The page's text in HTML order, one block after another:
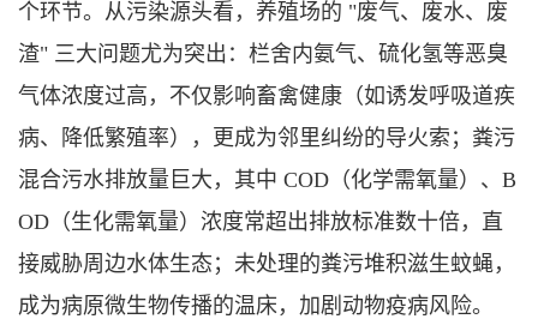
个环节。从污染源头看，养殖场的 "废气、废水、废
渣" 三大问题尤为突出：栏舍内氨气、硫化氢等恶臭
气体浓度过高，不仅影响畜禽健康（如诱发呼吸道疾
病、降低繁殖率），更成为邻里纠纷的导火索；粪污
混合污水排放量巨大，其中 COD（化学需氧量）、B
OD（生化需氧量）浓度常超出排放标准数十倍，直
接威胁周边水体生态；未处理的粪污堆积滋生蚊蝇，
成为病原微生物传播的温床，加剧动物疫病风险。